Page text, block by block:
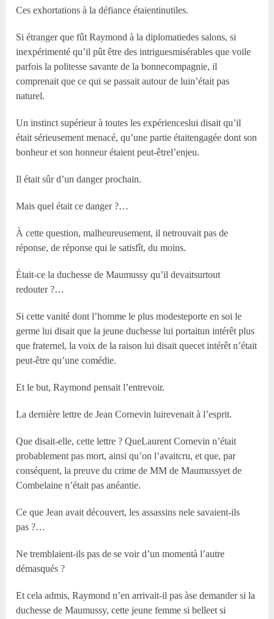
Ces exhortations à la défiance étaientinutiles.
Si étranger que fût Raymond à la diplomatiedes salons, si
inexpérimenté qu’il pût être des intriguesmisérables que voile
parfois la politesse savante de la bonnecompagnie, il
comprenait que ce qui se passait autour de luin’était pas
naturel.
Un instinct supérieur à toutes les expérienceslui disait qu’il
était sérieusement menacé, qu’une partie étaitengagée dont son
bonheur et son honneur étaient peut-êtrel’enjeu.
Il était sûr d’un danger prochain.
Mais quel était ce danger ?…
À cette question, malheureusement, il netrouvait pas de
réponse, de réponse qui le satisfît, du moins.
Était-ce la duchesse de Maumussy qu’il devaitsurtout
redouter ?…
Si cette vanité dont l’homme le plus modesteporte en soi le
germe lui disait que la jeune duchesse lui portaitun intérêt plus
que fraternel, la voix de la raison lui disait quecet intérêt n’était
peut-être qu’une comédie.
Et le but, Raymond pensait l’entrevoir.
La dernière lettre de Jean Cornevin luirevenait à l’esprit.
Que disait-elle, cette lettre ? QueLaurent Cornevin n’était
probablement pas mort, ainsi qu’on l’avaitcru, et que, par
conséquent, la preuve du crime de MM de Maumussyet de
Combelaine n’était pas anéantie.
Ce que Jean avait découvert, les assassins nele savaient-ils
pas ?…
Ne tremblaient-ils pas de se voir d’un momentà l’autre
démasqués ?
Et cela admis, Raymond n’en arrivait-il pas àse demander si la
duchesse de Maumussy, cette jeune femme si belleet si